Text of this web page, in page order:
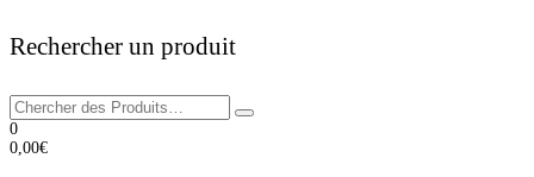
Rechercher un produit
0
0,00€